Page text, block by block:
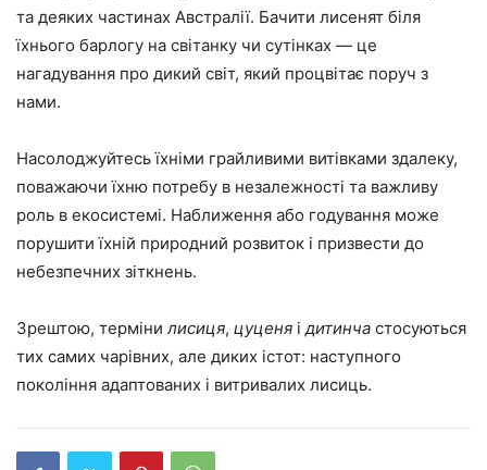
та деяких частинах Австралії. Бачити лисенят біля
їхнього барлогу на світанку чи сутінках — це
нагадування про дикий світ, який процвітає поруч з
нами.
Насолоджуйтесь їхніми грайливими витівками здалеку,
поважаючи їхню потребу в незалежності та важливу
роль в екосистемі. Наближення або годування може
порушити їхній природний розвиток і призвести до
небезпечних зіткнень.
Зрештою, термінилисиця, цуценя ідитинча стосуються
тих самих чарівних, але диких істот: наступного
покоління адаптованих і витривалих лисиць.